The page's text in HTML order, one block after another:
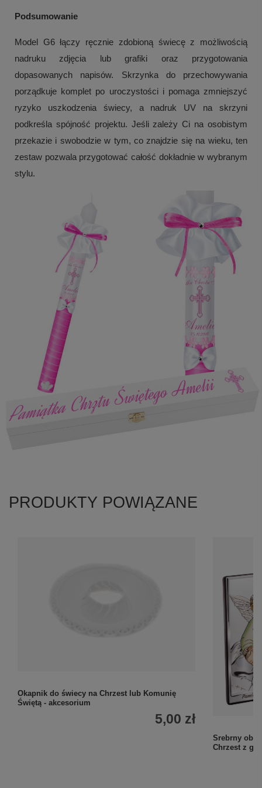
Podsumowanie
Model G6 łączy ręcznie zdobioną świecę z możliwością
nadruku zdjęcia lub grafiki oraz przygotowania
dopasowanych napisów. Skrzynka do przechowywania
porządkuje komplet po uroczystości i pomaga zmniejszyć
ryzyko uszkodzenia świecy, a nadruk UV na skrzyni
podkreśla spójność projektu. Jeśli zależy Ci na osobistym
przekazie i swobodzie w tym, co znajdzie się na wieku, ten
zestaw pozwala przygotować całość dokładnie w wybranym
stylu.
PRODUKTY POWIĄZANE
Okapnik do świecy na Chrzest lub Komunię
Świętą - akcesorium
5,00 zł
Srebrny
Chrzest z